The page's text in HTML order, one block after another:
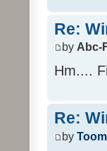
Re:
by Abc-
Hm....
Re:
by